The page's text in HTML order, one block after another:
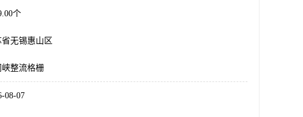
个
省无锡惠山区
峡整流格栅
08-07